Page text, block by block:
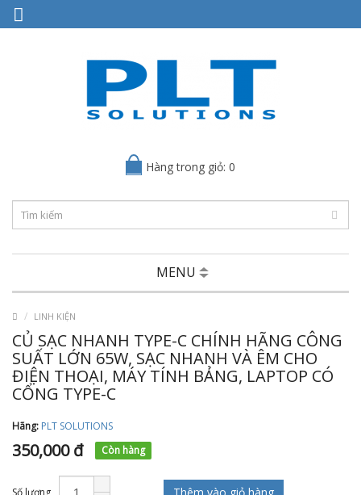
Hàng trong giỏ: 0
MENU
LINH KIỆN
CỦ SẠC NHANH TYPE-C CHÍNH HÃNG CÔNG
SUẤT LỚN 65W, SẠC NHANH VÀ ÊM CHO
ĐIỆN THOẠI, MÁY TÍNH BẢNG, LAPTOP CÓ
CỔNG TYPE-C
Hãng: PLT SOLUTIONS
350,000 đ Còn hàng
Số lượng